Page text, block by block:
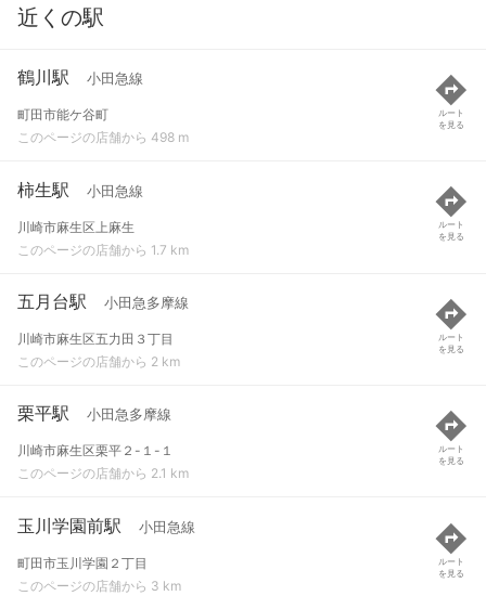
近くの駅
鶴川駅 小田急線
町田市能ケ谷町
このページの店舗から 498 m
ルート
を見る
柿生駅 小田急線
川崎市麻生区上麻生
このページの店舗から 1.7 km
ルート
を見る
五月台駅 小田急多摩線
川崎市麻生区五力田３丁目
このページの店舗から 2 km
ルート
を見る
栗平駅 小田急多摩線
川崎市麻生区栗平２-１-１
このページの店舗から 2.1 km
ルート
を見る
玉川学園前駅 小田急線
町田市玉川学園２丁目
このページの店舗から 3 km
ルート
を見る